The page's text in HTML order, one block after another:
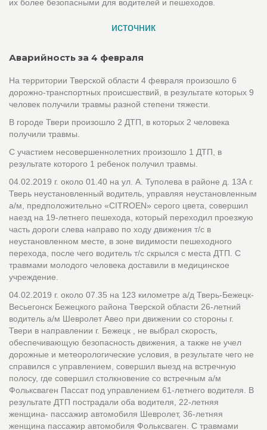
их более безопасными для водителей и пешеходов.
источник
Аварийность за 4 февраля
На территории Тверской области 4 февраля произошло 6
дорожно-транспортных происшествий, в результате которых 9
человек получили травмы разной степени тяжести.
В городе Твери произошло 2 ДТП, в которых 2 человека
получили травмы.
С участием несовершеннолетних произошло 1 ДТП, в
результате которого 1 ребенок получил травмы.
04.02.2019 г. около 01.40 на ул. А. Туполева в районе д. 13А г.
Тверь неустановленный водитель, управляя неустановленным
а/м, предположительно «CITROEN» серого цвета, совершил
наезд на 19-летнего пешехода, который переходил проезжую
часть дороги слева направо по ходу движения т/с в
неустановленном месте, в зоне видимости пешеходного
перехода, после чего водитель т/с скрылся с места ДТП. С
травмами молодого человека доставили в медицинское
учреждение.
04.02.2019 г. около 07.35 на 123 километре а/д Тверь-Бежецк-
Весьегонск Бежецкого района Тверской области 26-летний
водитель а/м Шевролет Авео при движении со стороны г.
Твери в направлении г. Бежецк , не выбрал скорость,
обеспечивающую безопасность движения, а также не учел
дорожные и метеорологические условия, в результате чего не
справился с управлением, совершил выезд на встречную
полосу, где совершил столкновение со встречным а/м
Фольксваген Пассат под управлением 61-летнего водителя. В
результате ДТП пострадали оба водителя, 22-летняя
женщина- пассажир автомобиля Шевролет, 36-летняя
женщина пассажир автомобиля Фольксваген. С травмами